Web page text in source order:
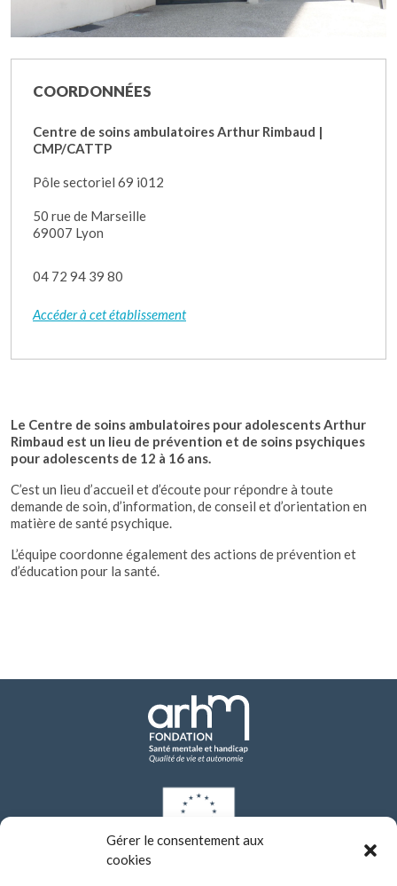
Gérer le consentement aux
cookies
Le Centre de soins ambulatoires pour adolescents Arthur
Rimbaud est un lieu de prévention et de soins psychiques
pour adolescents de 12 à 16 ans.
C’est un lieu d’accueil et d’écoute pour répondre à toute
demande de soin, d’information, de conseil et d’orientation en
matière de santé psychique.
L’équipe coordonne également des actions de prévention et
d’éducation pour la santé.
COORDONNÉES
Centre de soins ambulatoires Arthur Rimbaud |
CMP/CATTP
Pôle sectoriel 69 i012
50 rue de Marseille
69007 Lyon
04 72 94 39 80
Accéder à cet établissement